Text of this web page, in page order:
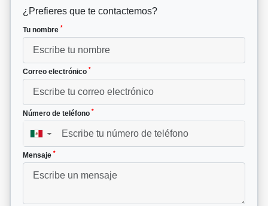
¿Prefieres que te contactemos?
Tu nombre *
Correo electrónico *
Número de teléfono *
▼
Mensaje *